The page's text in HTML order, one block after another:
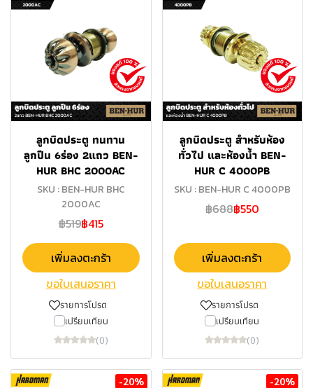
ลูกบิดประตู ทนทาน
ลูกปืน 6ร่อง 2แถว BEN-
HUR BHC 2000AC
SKU : BEN-HUR BHC
2000AC
฿519฿415
เพิ่มลงตะกร้า
ขอใบเสนอราคา
รายการโปรด
เปรียบเทียบ
(0)
ลูกบิดประตู สำหรับห้อง
ทั่วไป และห้องน้ำ BEN-
HUR C 4000PB
SKU : BEN-HUR C 4000PB
฿688฿550
เพิ่มลงตะกร้า
ขอใบเสนอราคา
รายการโปรด
เปรียบเทียบ
(0)
-20% -20%